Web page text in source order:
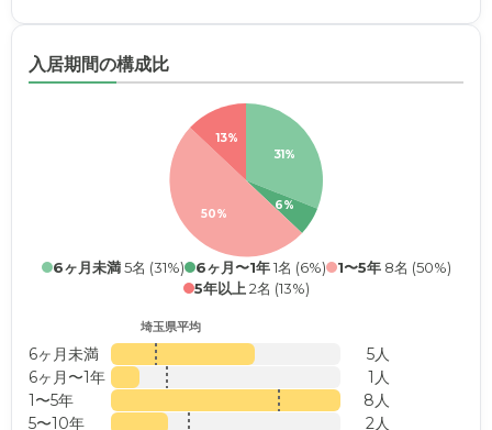
入居期間の構成比
31%
6%
50%
13%
6ヶ月未満5名 (31%) 6ヶ月〜1年1名 (6%) 1〜5年8名 (50%)
5年以上 2名 (13%)
埼玉県平均
6ヶ月未満
5人
6ヶ月〜1年
1人
1〜5年
8人
5〜10年
2人